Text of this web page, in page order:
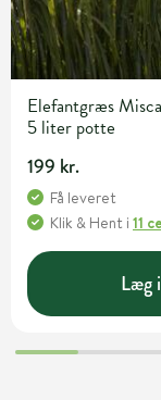
Elefantgræs
5 liter potte
199 kr.
Få leveret
Klik & Hent i 11
Læg